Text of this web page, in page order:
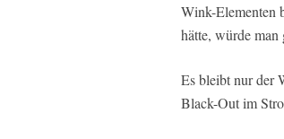
Wink-Elementen
hätte, würde man
Es bleibt nur der
Black-Out im